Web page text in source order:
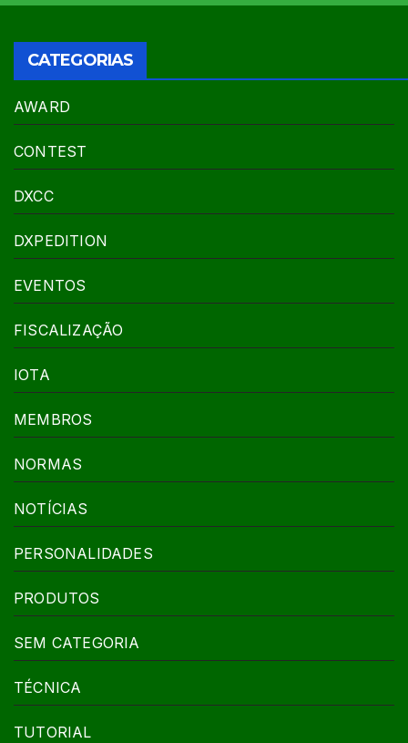
CATEGORIAS
AWARD
CONTEST
DXCC
DXPEDITION
EVENTOS
FISCALIZAÇÃO
IOTA
MEMBROS
NORMAS
NOTÍCIAS
PERSONALIDADES
PRODUTOS
SEM CATEGORIA
TÉCNICA
TUTORIAL